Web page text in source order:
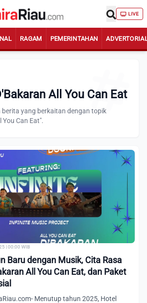
LIVE
RAGAM PEMERINTAHAN
All You Can Eat
berita yang berkaitan dengan topik
You Can Eat".
| 00:00 WIB
Baru dengan Musik, Cita Rasa
All You Can Eat, dan Paket
Menutup tahun 2025, Hotel